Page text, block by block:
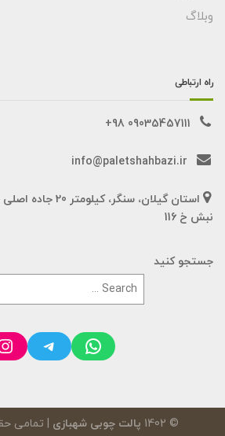
وبلاگ
راه ارتباطی
09035457111 98+
info@paletshahbazi.ir
استان گیلان، سنگر،
نبش خ 116
جستجو کنید
WhatsApp
© 1402 پالت چوبی شهبازی | تمامی